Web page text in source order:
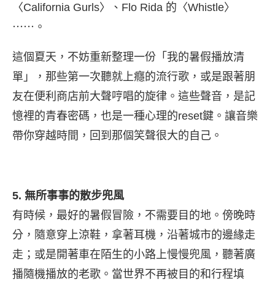
〈California Gurls〉、Flo Rida 的〈Whistle〉
⋯⋯。
這個夏天，不妨重新整理一份「我的暑假播放清
單」，那些第一次聽就上癮的流行歌，或是跟著朋
友在便利商店前大聲哼唱的旋律。這些聲音，是記
憶裡的青春密碼，也是一種心理的reset鍵。讓音樂
帶你穿越時間，回到那個笑聲很大的自己。
5. 無所事事的散步兜風
有時候，最好的暑假冒險，不需要目的地。傍晚時
分，隨意穿上涼鞋，拿著耳機，沿著城市的邊緣走
走；或是開著車在陌生的小路上慢慢兜風，聽著廣
播隨機播放的老歌。當世界不再被目的和行程填